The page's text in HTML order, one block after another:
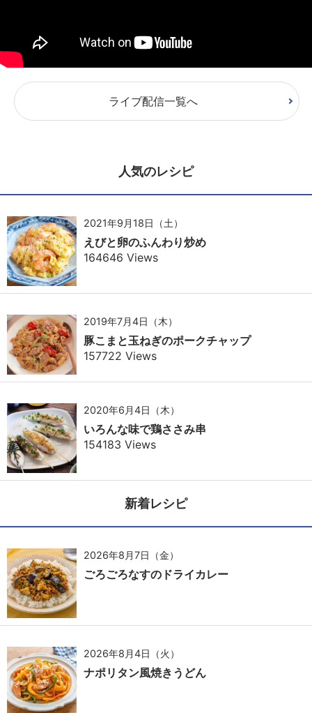
ライブ配信一覧へ
人気のレシピ
2021年9月18日（土）
えびと卵のふんわり炒め
164646 Views
2019年7月4日（木）
豚こまと玉ねぎのポークチャップ
157722 Views
2020年6月4日（木）
いろんな味で鶏ささみ串
154183 Views
新着レシピ
2026年8月7日（金）
ごろごろなすのドライカレー
2026年8月4日（火）
ナポリタン風焼きうどん